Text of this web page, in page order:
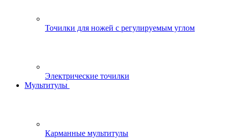
Точилки для ножей с регулируемым углом
Электрические точилки
Мультитулы
Карманные мультитулы